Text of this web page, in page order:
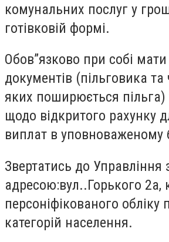
комунальних послуг у
готівковій формі.
Обов”язково при собі
документів (пільговика та
яких поширюється
щодо відкритого рахунку
виплат в уповноваженому
Звертатись до Управління
адресою:вул..Горького 2а,
персоніфікованого обліку
категорій населення.